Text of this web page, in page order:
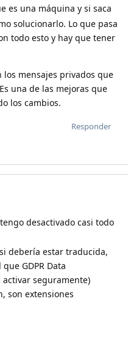
es una máquina y si saca
solucionarlo. Lo que pasa
todo esto y hay que tener
mensajes privados que
una de las mejoras que
los cambios.
Responder
desactivado casi todo
debería estar traducida,
GDPR Data
seguramente)
son extensiones